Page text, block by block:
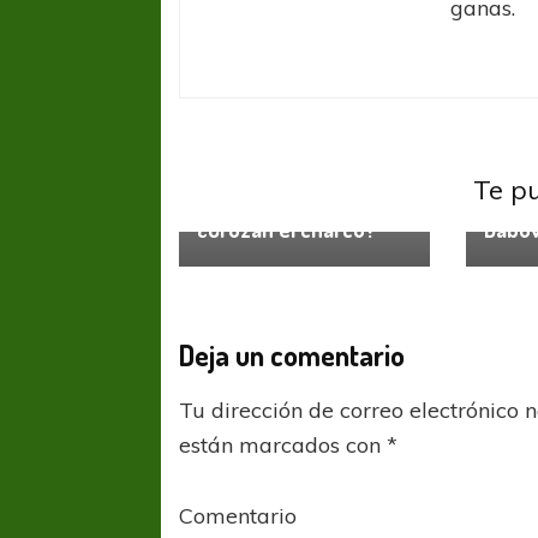
ganas.
Te
¿Cruzan el charco?
San
Deja un comentario
Tu dirección de correo electrónico
están marcados con*
Comentario
Korn